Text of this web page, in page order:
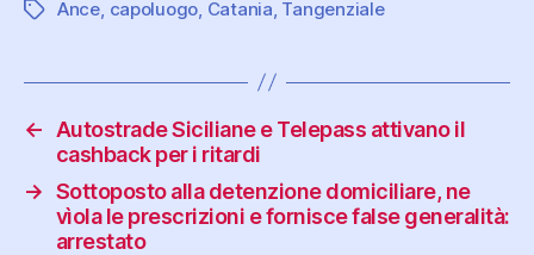
Tag Ance, capoluogo, Catania, Tangenziale
←
Autostrade Siciliane e Telepass attivano il
cashback per i ritardi
→ Sottoposto alla detenzione domiciliare, ne
vìola le prescrizioni e fornisce false generalità:
arrestato